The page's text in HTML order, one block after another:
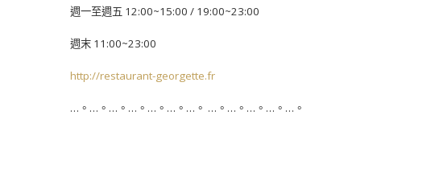
週一至週五 12:00~15:00 / 19:00~23:00
週末 11:00~23:00
http://restaurant-georgette.fr
…。…。…。…。…。…。…。 …。…。…。…。…。